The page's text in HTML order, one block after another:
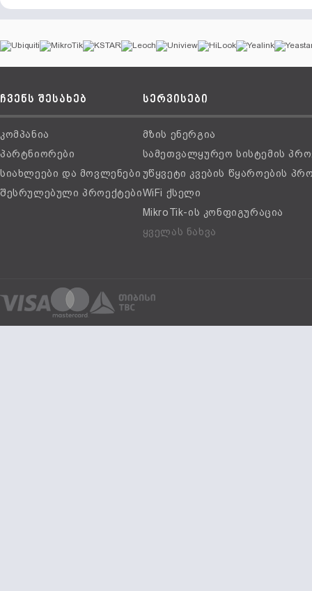
ჩვენს შესახებ
კომპანია
პარტნიორები
სიახლეები და მოვლენები
შესრულებული პროექტები
სერვისები
მზის ენერგია
სამეთვალყურეო სისტემის
უწყვეტი კვების წყაროების
WiFi ქსელი
MikroTik-ის კონფიგურაცია
ყველას ნახვა